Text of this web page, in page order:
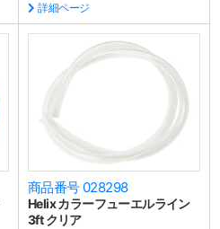
詳細ページ
商品番号 028298
Helix カラーフューエルライン
3ft クリア